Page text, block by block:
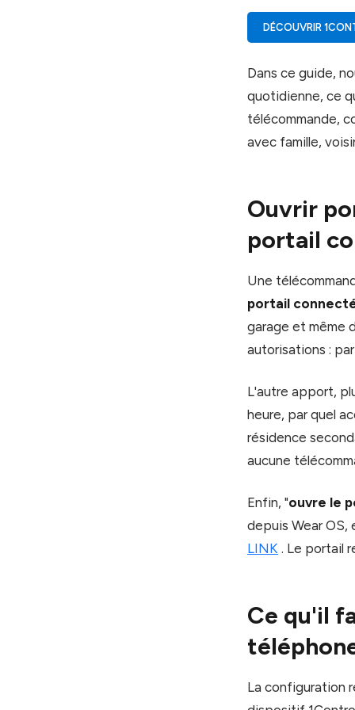
DÉCOUVRIR
Dans ce guide,
quotidienne, ce
télécommande,
avec famille,
Ouvrir
portail
Une
portail
garage et même
autorisations :
L'autre apport,
heure, par quel
résidence
aucune
Enfin, "ouvre le
depuis Wear
LINK . Le portail
Ce qu'il
La configuration